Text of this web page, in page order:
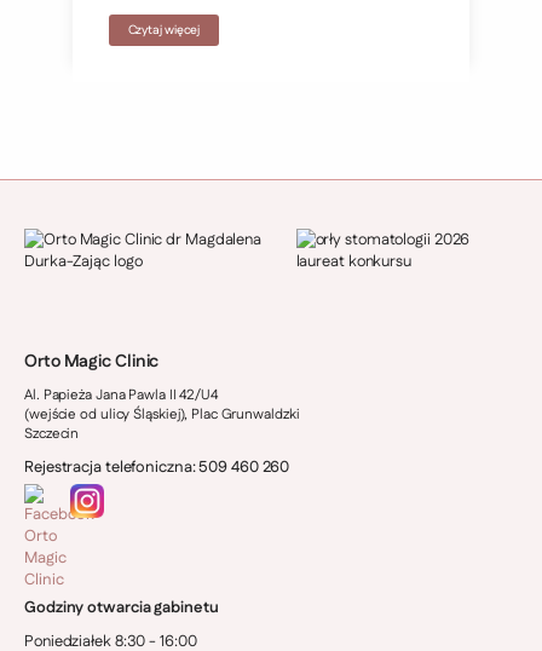
Czytaj więcej
Orto Magic Clinic
Al. Papieża Jana Pawla II 42/U4
(wejście od ulicy Śląskiej), Plac Grunwaldzki
Szczecin
Rejestracja telefoniczna: 509 460 260
Godziny otwarcia gabinetu
Poniedziałek 8:30 - 16:00